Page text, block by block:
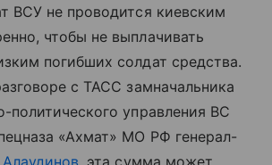
ВСУ не проводится киевским
чтобы не выплачивать
погибших солдат средства.
с ТАСС замначальника
политического управления ВС
«Ахмат» МО РФ генерал-